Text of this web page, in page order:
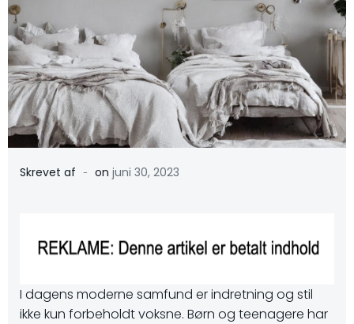
Skrevet af - on juni 30, 2023
I dagens moderne samfund er indretning og stil
ikke kun forbeholdt voksne. Børn og teenagere har